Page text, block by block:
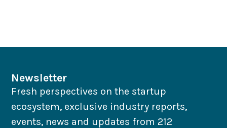
Newsletter
Fresh perspectives on the startup
ecosystem, exclusive industry reports,
events, news and updates from 212